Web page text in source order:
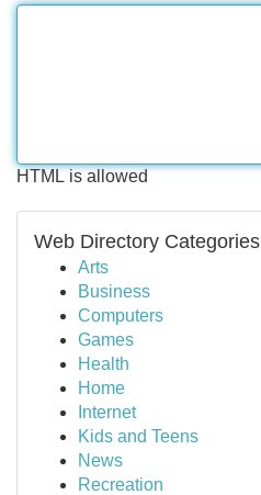
HTML is allowed
Web Directory Categories
Arts
Business
Computers
Games
Health
Home
Internet
Kids and Teens
News
Recreation